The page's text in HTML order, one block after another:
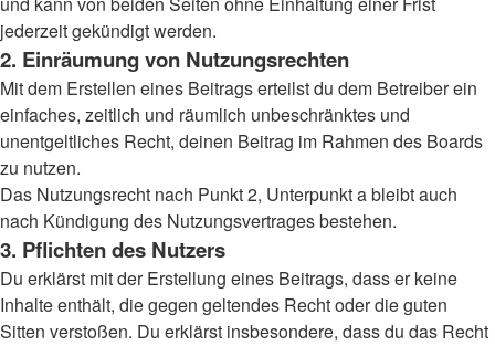
jederzeit gekündigt werden.
2. Einräumung von Nutzungsrechten
Mit dem Erstellen eines Beitrags erteilst du dem Betreiber ein
einfaches, zeitlich und räumlich unbeschränktes und
unentgeltliches Recht, deinen Beitrag im Rahmen des Boards
zu nutzen.
Das Nutzungsrecht nach Punkt 2, Unterpunkt a bleibt auch
nach Kündigung des Nutzungsvertrages bestehen.
3. Pflichten des Nutzers
Du erklärst mit der Erstellung eines Beitrags, dass er keine
Inhalte enthält, die gegen geltendes Recht oder die guten
Sitten verstoßen. Du erklärst insbesondere, dass du das Recht